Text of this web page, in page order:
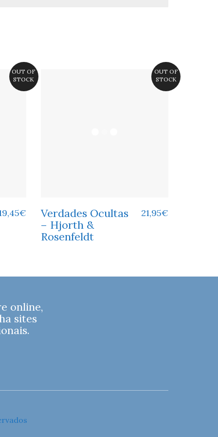
OUT OF
STOCK
€
OUT OF
STOCK
Verdades Ocultas
– Hjorth &
Rosenfeldt
21,95€
online,
sites